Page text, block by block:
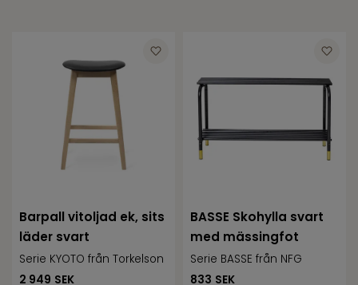
Barpall vitoljad ek, sits
läder svart
Serie KYOTO från Torkelson
2 949 SEK
BASSE Skohylla svart
med mässingfot
Serie BASSE från NFG
833 SEK